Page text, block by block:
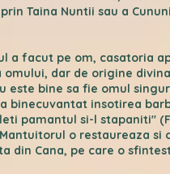
Taina Nuntii sau a
a facut pe om, casatoria
dar de origine
este bine sa fie omul
a binecuvantat insotirea
pamantul si-l stapaniti"
o restaureaza si
din Cana, pe care o